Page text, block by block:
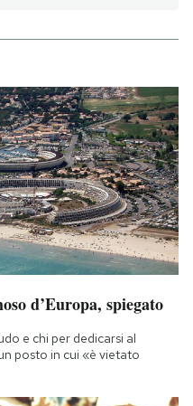
d’Europa, spiegato
e chi per dedicarsi al
posto in cui «è vietato